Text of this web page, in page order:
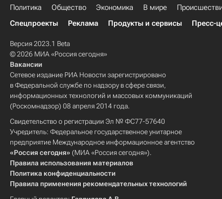
Политика Общество Экономика В мире
Спецпроекты
Реклама Продукты и сервисы Пресс-
Версия 2023.1 Beta
© 2026 МИА «Россия сегодня»
Вакансии
Сетевое издание РИА Новости зарегистрировано
в Федеральной службе по надзору в сфере связи,
информационных технологий и массовых коммуникаций
(Роскомнадзор) 08 апреля 2014 года.
Свидетельство о регистрации Эл № ФС77-57640
Учредитель: Федеральное государственное унитарное
предприятие Международное информационное агентство
«Россия сегодня» (МИА «Россия сегодня»).
Правила использования материалов
Политика конфиденциальности
Правила применения рекомендательных технологий